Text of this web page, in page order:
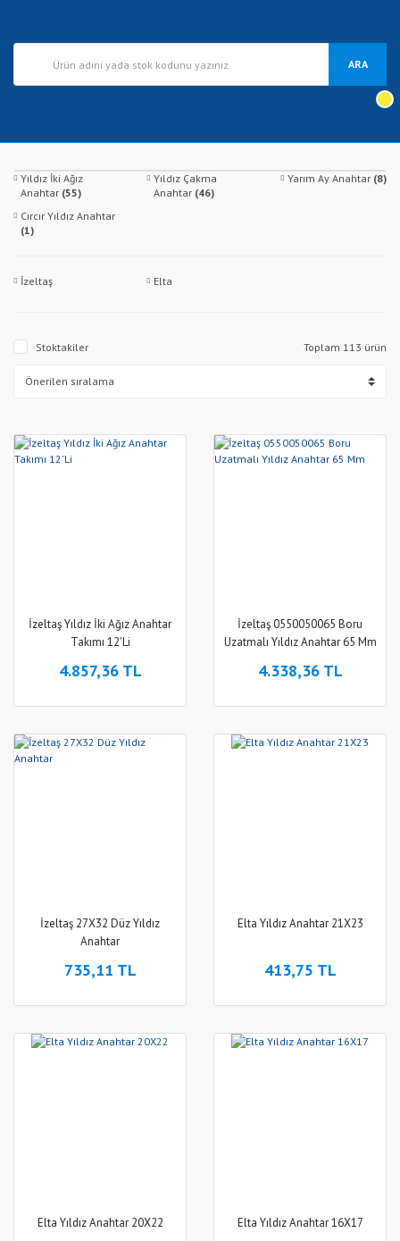
ARA
Yıldız İki Ağız
Anahtar (55)
Yıldız Çakma
Anahtar (46)
Yarım Ay Anahtar (8)
Cırcır Yıldız Anahtar
(1)
İzeltaş Elta
Stoktakiler Toplam 113 ürün
İzeltaş Yıldız İki Ağız Anahtar
Takımı 12'Li
4.857,36 TL
İzeltaş 0550050065 Boru
Uzatmalı Yıldız Anahtar 65 Mm
4.338,36 TL
İzeltaş 27X32 Düz Yıldız
Anahtar
735,11 TL
Elta Yıldız Anahtar 21X23
413,75 TL
Elta Yıldız Anahtar 20X22 Elta Yıldız Anahtar 16X17